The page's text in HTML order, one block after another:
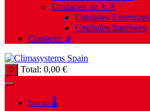
Unidades de A/A
Unidades Exteriores
Unidades Interiores
Contacto 📡
0 Total: 0,00 €
Inicio 🌡️